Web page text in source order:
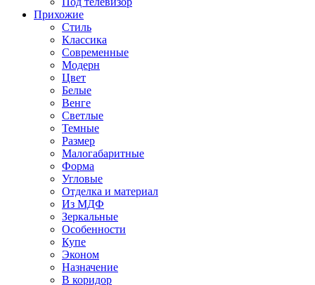
Прихожие
Стиль
Классика
Современные
Модерн
Цвет
Белые
Венге
Светлые
Темные
Размер
Малогабаритные
Форма
Угловые
Отделка и материал
Из МДФ
Зеркальные
Особенности
Купе
Эконом
Назначение
В коридор